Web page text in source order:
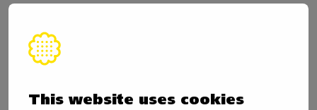
This website uses cookies
kilpailijoille mahdollisuuden jatkaa opintojaan
korkeakoulussa.
Samalla se kertoo suuremmasta muutoksesta.